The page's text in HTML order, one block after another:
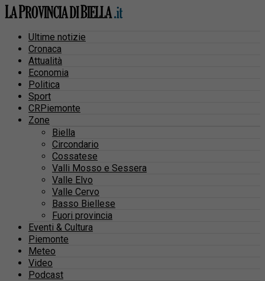
Ultime notizie
Cronaca
Attualità
Economia
Politica
Sport
CRPiemonte
Zone
Biella
Circondario
Cossatese
Valli Mosso e Sessera
Valle Elvo
Valle Cervo
Basso Biellese
Fuori provincia
Eventi & Cultura
Piemonte
Meteo
Video
Podcast